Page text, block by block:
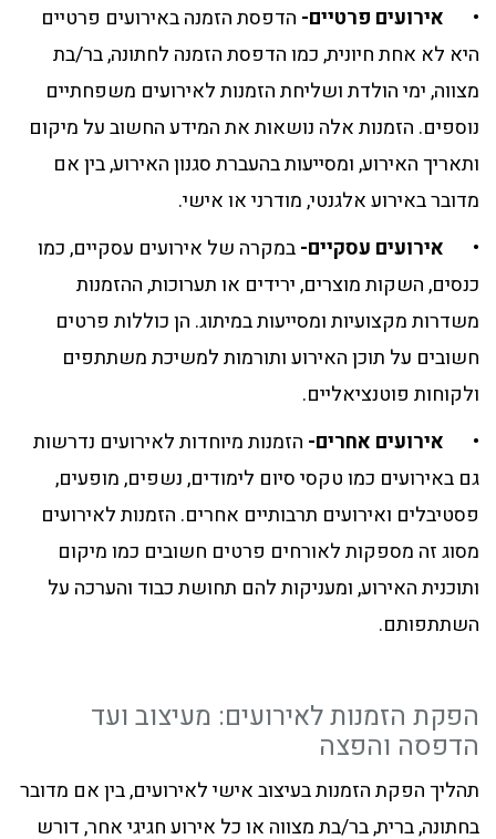
אירועים פרטיים-הדפסת הזמנה באירועים פרטיים
היא לא אחת חיונית, כמו הדפסת הזמנה לחתונה, בר/בת
מצווה, ימי הולדת ושליחת הזמנות לאירועים משפחתיים
נוספים. הזמנות אלה נושאות את המידע החשוב על מיקום
ותאריך האירוע, ומסייעות בהעברת סגנון האירוע, בין אם
מדובר באירוע אלגנטי, מודרני או אישי.
אירועים עסקיים-במקרה של אירועים עסקיים, כמו
כנסים, השקות מוצרים, ירידים או תערוכות, ההזמנות
משדרות מקצועיות ומסייעות במיתוג. הן כוללות פרטים
חשובים על תוכן האירוע ותורמות למשיכת משתתפים
ולקוחות פוטנציאליים.
אירועים אחרים-הזמנות מיוחדות לאירועים נדרשות
גם באירועים כמו טקסי סיום לימודים, נשפים, מופעים,
פסטיבלים ואירועים תרבותיים אחרים. הזמנות לאירועים
מסוג זה מספקות לאורחים פרטים חשובים כמו מיקום
ותוכנית האירוע, ומעניקות להם תחושת כבוד והערכה על
השתתפותם.
הפקת הזמנות לאירועים: מעיצוב ועד
הדפסה והפצה
תהליך הפקת הזמנות בעיצוב אישי לאירועים, בין אם מדובר
בחתונה, ברית, בר/בת מצווה או כל אירוע חגיגי אחר, דורש